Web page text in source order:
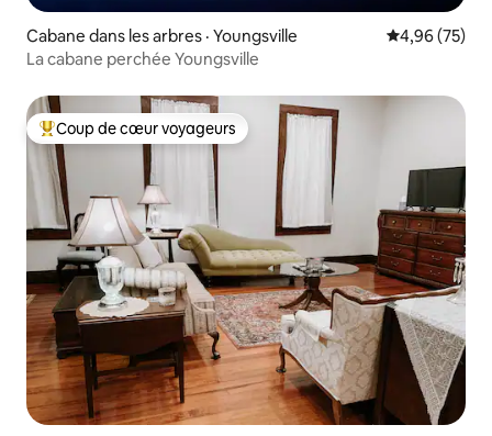
Cabane dans les arbres · Youngsville Note
4,96 (75)
La cabane perchée Youngsville
Coup de cœur voyageurs parmi les plus aimés
Coup de cœur voyageurs